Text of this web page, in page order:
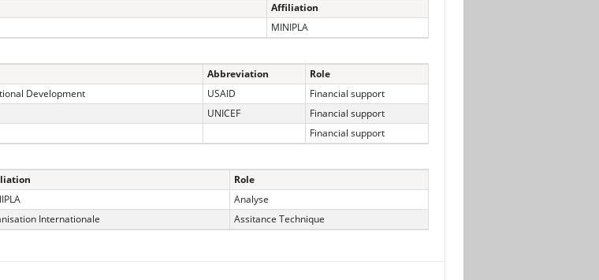
Affiliation
MINIPLA
Abbreviation
Role
Development
USAID
Financial support
UNICEF
Financial support
Financial support
Role
Analyse
Internationale Assitance Technique